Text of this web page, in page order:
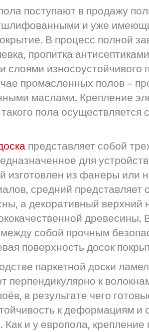
поступают в продажу
и уже
В процесс полной
пропитка
слоями износоустойчивого
промасленных полов –
маслами. Крепление
такого пола
представляет собой
для
изготовлен из фанеры или
средний представляет
а декоративный верхний
древесины.
собой прочным
поверхность досок
паркетной доски
перпендикулярно к
в результате чего
к деформациям и
Как и у европола, крепление